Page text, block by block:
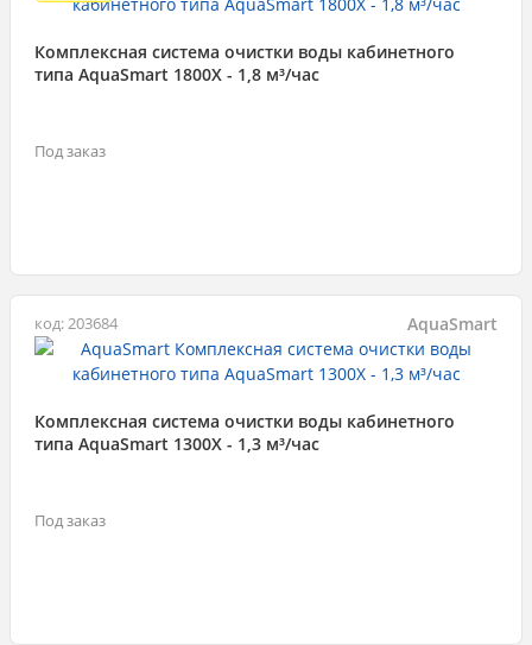
Комплексная система очистки воды кабинетного
типа AquaSmart 1800X - 1,8 м³/час
Под заказ
код: 203684 AquaSmart
Комплексная система очистки воды кабинетного
типа AquaSmart 1300X - 1,3 м³/час
Под заказ